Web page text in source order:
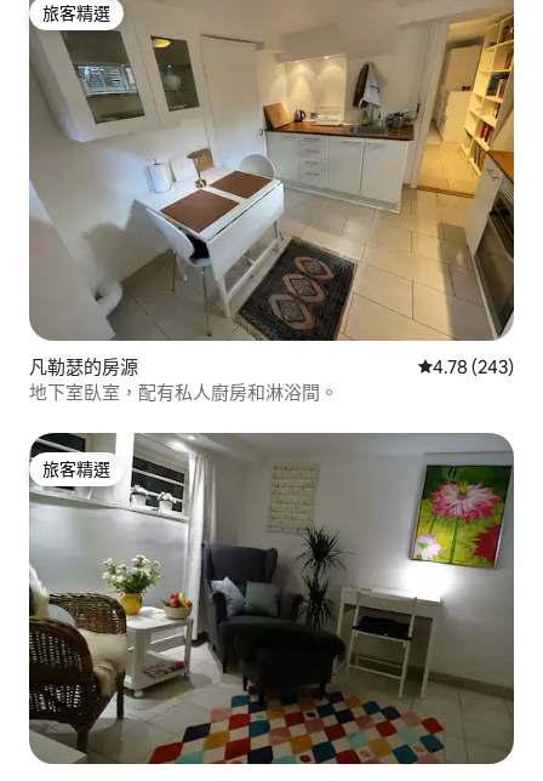
旅客精選
旅客精選
凡勒瑟的房源 從 243 則評價
4.78 (243)
地下室臥室，配有私人廚房和淋浴間。
旅客精選
旅客精選